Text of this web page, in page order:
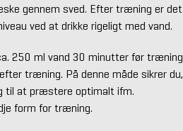
gennem sved. Efter træning er det
ved at drikke rigeligt med vand.
250 ml vand 30 minutter før træning
træning. På denne måde sikrer du,
til at præstere optimalt ifm.
form for træning.